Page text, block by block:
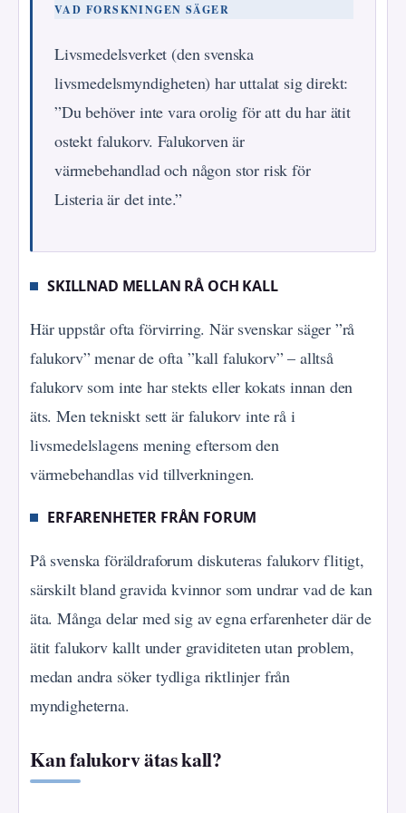
VAD FORSKNINGEN SÄGER
Livsmedelsverket (den svenska
livsmedelsmyndigheten) har uttalat sig direkt:
”Du behöver inte vara orolig för att du har ätit
ostekt falukorv. Falukorven är
värmebehandlad och någon stor risk för
Listeria är det inte.”
SKILLNAD MELLAN RÅ OCH KALL
Här uppstår ofta förvirring. När svenskar säger ”rå
falukorv” menar de ofta ”kall falukorv” – alltså
falukorv som inte har stekts eller kokats innan den
äts. Men tekniskt sett är falukorv inte rå i
livsmedelslagens mening eftersom den
värmebehandlas vid tillverkningen.
ERFARENHETER FRÅN FORUM
På svenska föräldraforum diskuteras falukorv flitigt,
särskilt bland gravida kvinnor som undrar vad de kan
äta. Många delar med sig av egna erfarenheter där de
ätit falukorv kallt under graviditeten utan problem,
medan andra söker tydliga riktlinjer från
myndigheterna.
Kan falukorv ätas kall?